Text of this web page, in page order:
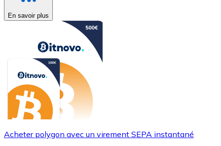
En savoir plus
Acheter polygon avec un virement SEPA instantané